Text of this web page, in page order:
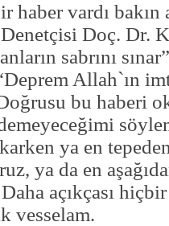
haber vardı bakın
Doç. Dr.
sabrını
Allah`ın
bu haberi
ya en
ya da en
açıkçası
vesselam.